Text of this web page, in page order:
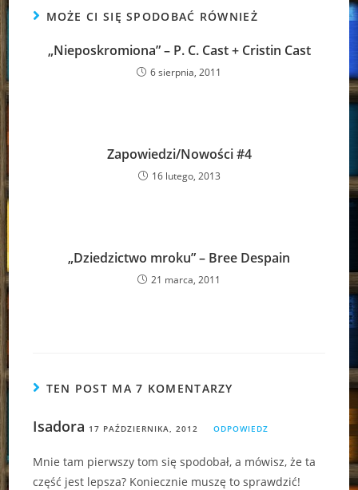
MOŻE CI SIĘ SPODOBAĆ RÓWNIEŻ
„Nieposkromiona” – P. C. Cast + Cristin Cast
6 sierpnia, 2011
Zapowiedzi/Nowości #4
16 lutego, 2013
„Dziedzictwo mroku” – Bree Despain
21 marca, 2011
TEN POST MA 7 KOMENTARZY
Isadora 17 PAŹDZIERNIKA, 2012 ODPOWIEDZ
Mnie tam pierwszy tom się spodobał, a mówisz, że ta
część jest lepsza? Koniecznie muszę to sprawdzić!